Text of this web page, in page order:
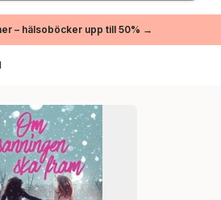
– hälsoböcker upp till 50% →